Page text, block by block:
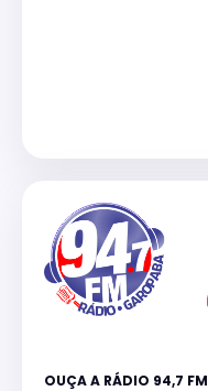
OUÇA A RÁDIO 94,7 FM